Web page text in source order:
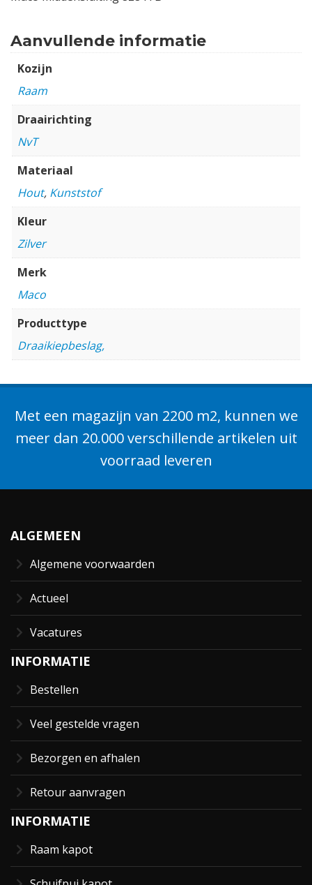
Aanvullende informatie
Kozijn
Raam
Draairichting
NvT
Materiaal
Hout, Kunststof
Kleur
Zilver
Merk
Maco
Producttype
Draaikiepbeslag,
Met een magazijn van 2200 m2, kunnen we
meer dan 20.000 verschillende artikelen uit
voorraad leveren
ALGEMEEN
Algemene voorwaarden
Actueel
Vacatures
INFORMATIE
Bestellen
Veel gestelde vragen
Bezorgen en afhalen
Retour aanvragen
INFORMATIE
Raam kapot